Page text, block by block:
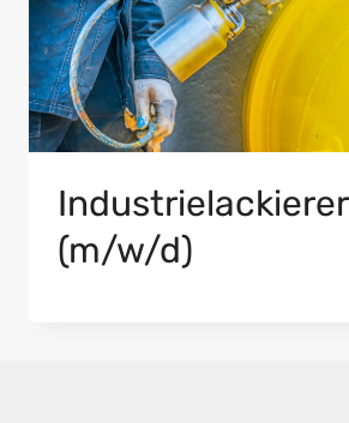
Industrielackierer
(m/w/d)